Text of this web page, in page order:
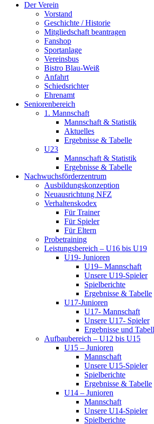
Der Verein
Vorstand
Geschichte / Historie
Mitgliedschaft beantragen
Fanshop
Sportanlage
Vereinsbus
Bistro Blau-Weiß
Anfahrt
Schiedsrichter
Ehrenamt
Seniorenbereich
1. Mannschaft
Mannschaft & Statistik
Aktuelles
Ergebnisse & Tabelle
U23
Mannschaft & Statistik
Ergebnisse & Tabelle
Nachwuchsförderzentrum
Ausbildungskonzeption
Neuausrichtung NFZ
Verhaltenskodex
Für Trainer
Für Spieler
Für Eltern
Probetraining
Leistungsbereich – U16 bis U19
U19- Junioren
U19– Mannschaft
Unsere U19-Spieler
Spielberichte
Ergebnisse & Tabelle
U17-Junioren
U17- Mannschaft
Unsere U17- Spieler
Ergebnisse und
Aufbaubereich – U12 bis U15
U15 – Junioren
Mannschaft
Unsere U15-Spieler
Spielberichte
Ergebnisse & Tabelle
U14 – Junioren
Mannschaft
Unsere U14-Spieler
Spielberichte